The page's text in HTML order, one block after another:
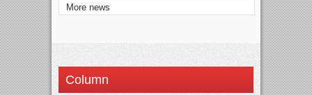
More news
Column